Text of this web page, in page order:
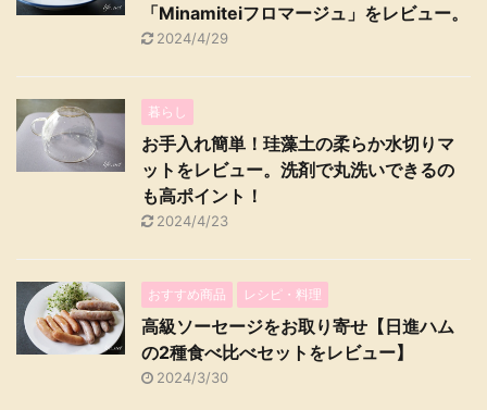
「Minamiteiフロマージュ」をレビュー。
2024/4/29
暮らし
お手入れ簡単！珪藻土の柔らか水切りマ
ットをレビュー。洗剤で丸洗いできるの
も高ポイント！
2024/4/23
おすすめ商品 レシピ・料理
高級ソーセージをお取り寄せ【日進ハム
の2種食べ比べセットをレビュー】
2024/3/30